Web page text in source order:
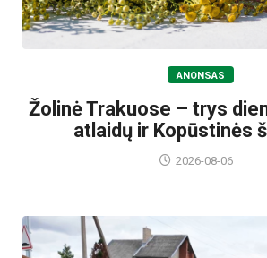
ANONSAS
Žolinė Trakuose – trys
atlaidų ir Kopūstinės
2026-08-06